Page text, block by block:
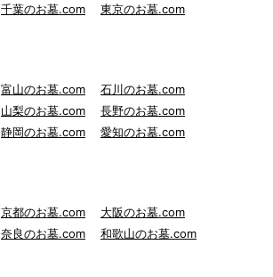
千葉のお墓.com
東京のお墓.com
富山のお墓.com
石川のお墓.com
山梨のお墓.com
長野のお墓.com
静岡のお墓.com
愛知のお墓.com
京都のお墓.com
大阪のお墓.com
奈良のお墓.com 和歌山のお墓.com